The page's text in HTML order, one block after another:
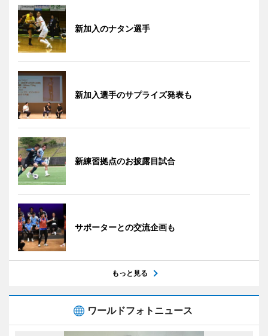
新加入のナタン選手
新加入選手のサプライズ発表も
新練習拠点のお披露目試合
サポーターとの交流企画も
もっと見る
ワールドフォトニュース